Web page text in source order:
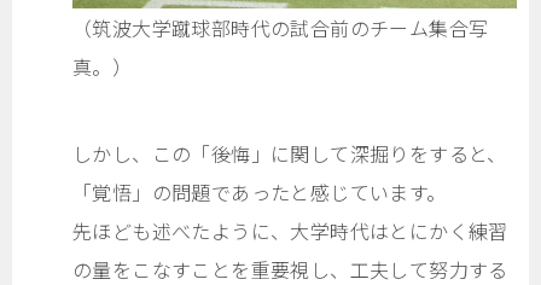
（筑波大学蹴球部時代の試合前のチーム集合写
真。）
しかし、この「後悔」に関して深掘りをすると、
「覚悟」の問題であったと感じています。
先ほども述べたように、大学時代はとにかく練習
の量をこなすことを重要視し、工夫して努力する